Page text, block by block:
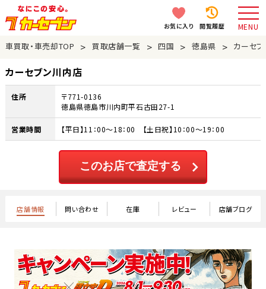
お気に入り 閲覧履歴 MENU
車買取・車売却TOP > 買取店舗一覧 > 四国 > 徳島県 > カーセ
カーセブン川内店
住所
〒771-0136
徳島県徳島市川内町平石古田27-1
営業時間 【平日】11：00～18：00 【土日祝】10：00～19：00
このお店で査定する
店舗情報 問い合わせ 在庫 レビュー 店舗ブログ